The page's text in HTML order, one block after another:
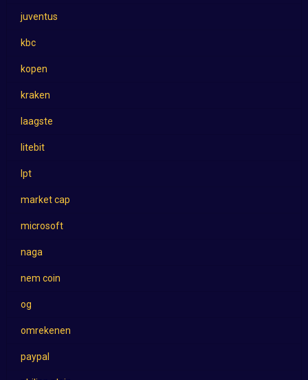
juventus
kbc
kopen
kraken
laagste
litebit
lpt
market cap
microsoft
naga
nem coin
og
omrekenen
paypal